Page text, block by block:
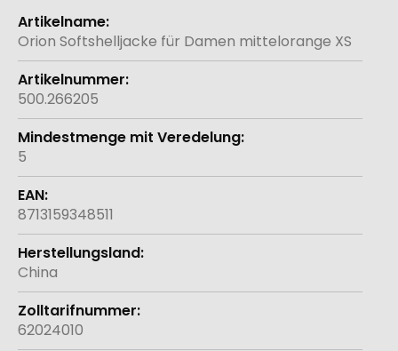
Weitere
Informationen
Orion Softshelljacke für Damen mittelorange XS
500.266205
5
8713159348511
China
62024010